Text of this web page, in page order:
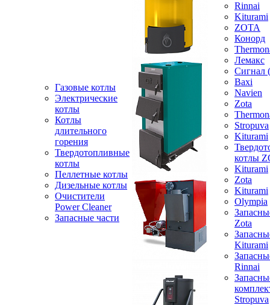
Газовые котлы
Электрические
котлы
Котлы
длительного
горения
Твердотопливные
котлы
Пеллетные котлы
Дизельные котлы
Очистители
Power Cleaner
Запасные части
Rinnai
Kiturami
ZOTA
Конорд
Лемакс
Baxi
Navien
Zota
Stropuva
Kiturami
котлы
Kiturami
Zota
Kiturami
Olympia
Zota
Kiturami
Rinnai
Stropuva